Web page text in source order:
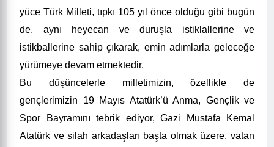
yüce Türk Milleti, tıpkı 105 yıl önce olduğu gibi bugün
de, aynı heyecan ve duruşla istiklallerine ve
istikballerine sahip çıkarak, emin adımlarla geleceğe
yürümeye devam etmektedir.
Bu düşüncelerle milletimizin, özellikle de
gençlerimizin 19 Mayıs Atatürk’ü Anma, Gençlik ve
Spor Bayramını tebrik ediyor, Gazi Mustafa Kemal
Atatürk ve silah arkadaşları başta olmak üzere, vatan